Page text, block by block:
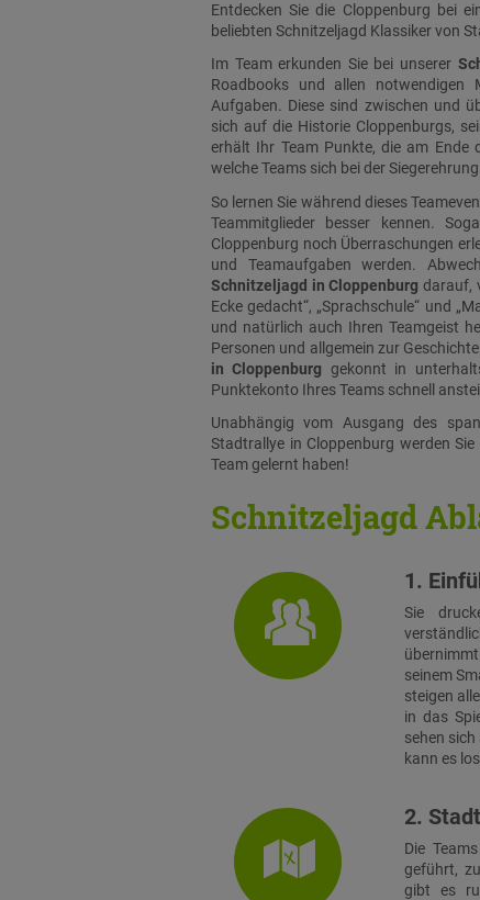
Entdecken Sie die Cloppenburg bei
beliebten Schnitzeljagd Klassiker von
Im Team erkunden Sie bei unserer
Roadbooks und allen notwendigen
Aufgaben. Diese sind zwischen und
sich auf die Historie Cloppenburgs,
erhält Ihr Team Punkte, die am Ende
welche Teams sich bei der
So lernen Sie während dieses
Teammitglieder besser kennen.
Cloppenburg noch Überraschungen
und Teamaufgaben werden.
Schnitzeljagd in Cloppenburg darauf,
Ecke gedacht“, „Sprachschule“ und
und natürlich auch Ihren Teamgeist
Personen und allgemein zur
in Cloppenburg gekonnt in
Punktekonto Ihres Teams schnell
Unabhängig vom Ausgang des
Stadtrallye in Cloppenburg werden
Team gelernt haben!
Schnitzeljagd
1.
Sie
seinem
steigen
in das
sehen
kann es
2.
Die
geführt,
gibt es